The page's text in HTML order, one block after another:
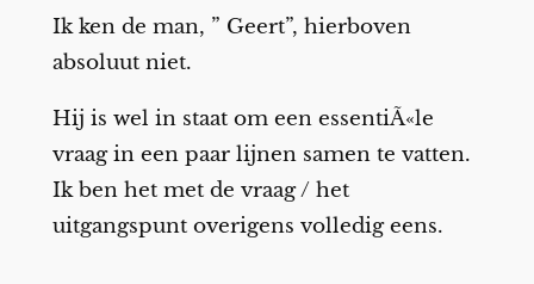
Ik ken de man, ” Geert”, hierboven
absoluut niet.
Hij is wel in staat om een essentiÃ«le
vraag in een paar lijnen samen te vatten.
Ik ben het met de vraag / het
uitgangspunt overigens volledig eens.